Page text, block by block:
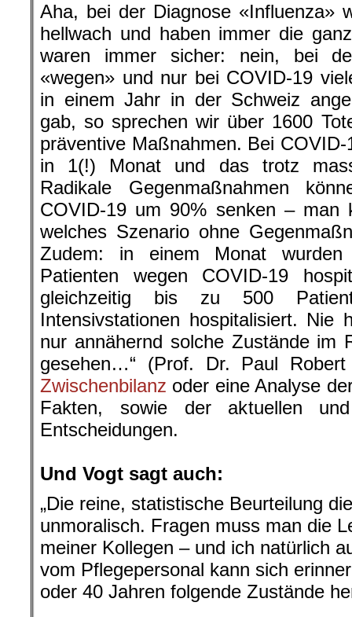
Aha, bei der Diagnose «Influenza»
hellwach und haben immer die
waren immer sicher: nein, bei
«wegen» und nur bei COVID-19
in einem Jahr in der Schweiz
gab, so sprechen wir über 1600
präventive Maßnahmen. Bei
in 1(!) Monat und das trotz
Radikale Gegenmaßnahmen
COVID-19 um 90% senken – man
welches Szenario ohne
Zudem: in einem Monat
Patienten wegen COVID-19
gleichzeitig bis zu 500
Intensivstationen hospitalisiert. Nie
nur annähernd solche Zustände im
gesehen…“ (Prof. Dr. Paul
Zwischenbilanz oder eine Analyse
Fakten, sowie der aktuellen
Entscheidungen.
Und Vogt sagt auch:
„Die reine, statistische Beurteilung
unmoralisch. Fragen muss man die
meiner Kollegen – und ich natürlich
vom Pflegepersonal kann sich
oder 40 Jahren folgende Zustände